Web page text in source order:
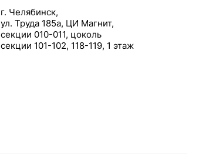
г. Челябинск,
ул. Труда 185а, ЦИ Магнит,
секции 010-011, цоколь
секции 101-102, 118-119, 1 этаж